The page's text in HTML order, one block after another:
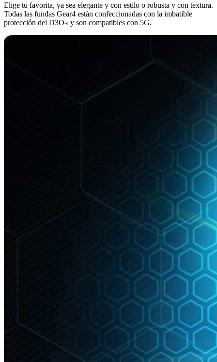
Elige tu favorita, ya sea elegante y con estilo o robusta y con textura.
Todas las fundas Gear4 están confeccionadas con la imbatible
protección del D3O® y son compatibles con 5G.